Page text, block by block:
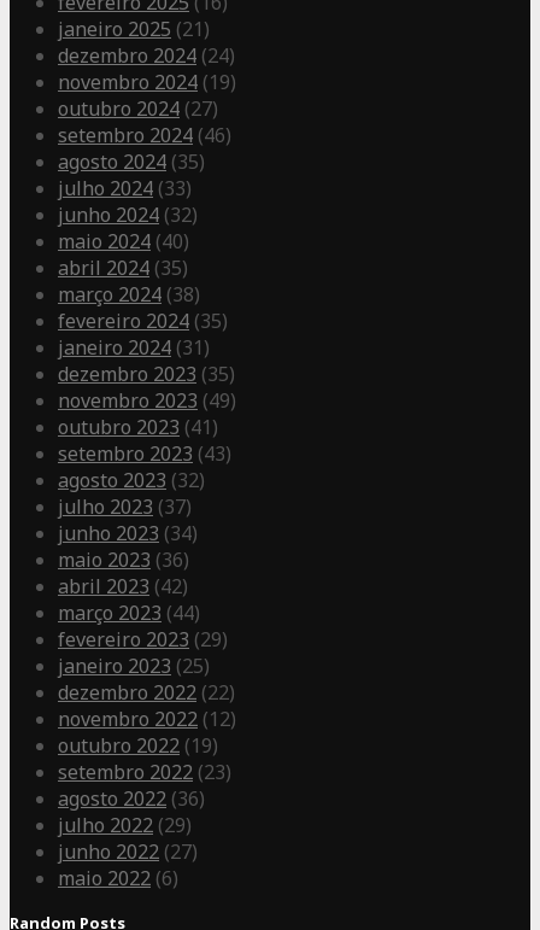
janeiro 2025 (21)
dezembro 2024 (24)
novembro 2024 (19)
outubro 2024 (27)
setembro 2024 (46)
agosto 2024 (35)
julho 2024 (33)
junho 2024 (32)
maio 2024 (40)
abril 2024 (35)
março 2024 (38)
fevereiro 2024 (35)
janeiro 2024 (31)
dezembro 2023 (35)
novembro 2023 (49)
outubro 2023 (41)
setembro 2023 (43)
agosto 2023 (32)
julho 2023 (37)
junho 2023 (34)
maio 2023 (36)
abril 2023 (42)
março 2023 (44)
fevereiro 2023 (29)
janeiro 2023 (25)
dezembro 2022 (22)
novembro 2022 (12)
outubro 2022 (19)
setembro 2022 (23)
agosto 2022 (36)
julho 2022 (29)
junho 2022 (27)
maio 2022 (6)
Random Posts